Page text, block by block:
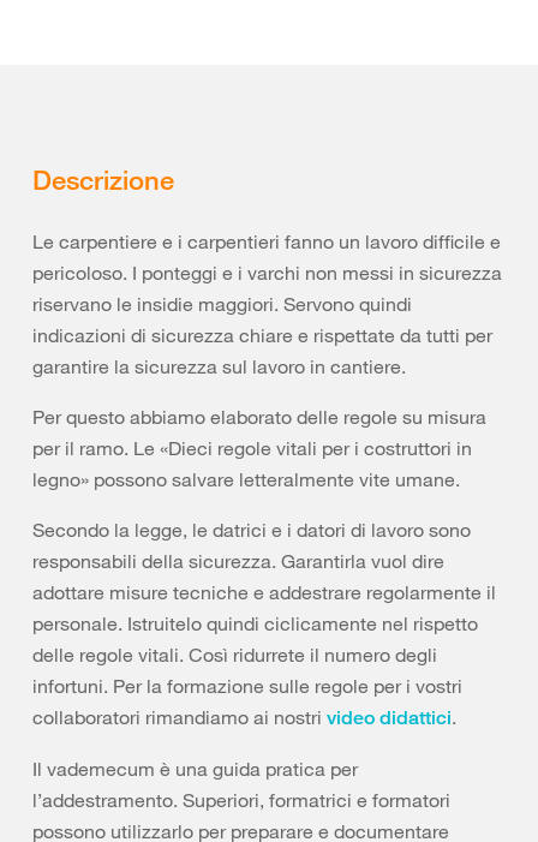
Descrizione
Le carpentiere e i carpentieri fanno un lavoro difficile e
pericoloso. I ponteggi e i varchi non messi in sicurezza
riservano le insidie maggiori. Servono quindi
indicazioni di sicurezza chiare e rispettate da tutti per
garantire la sicurezza sul lavoro in cantiere.
Per questo abbiamo elaborato delle regole su misura
per il ramo. Le «Dieci regole vitali per i costruttori in
legno» possono salvare letteralmente vite umane.
Secondo la legge, le datrici e i datori di lavoro sono
responsabili della sicurezza. Garantirla vuol dire
adottare misure tecniche e addestrare regolarmente il
personale. Istruitelo quindi ciclicamente nel rispetto
delle regole vitali. Così ridurrete il numero degli
infortuni. Per la formazione sulle regole per i vostri
collaboratori rimandiamo ai nostri video didattici.
Il vademecum è una guida pratica per
l’addestramento. Superiori, formatrici e formatori
possono utilizzarlo per preparare e documentare